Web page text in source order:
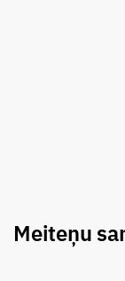
Meiteņu